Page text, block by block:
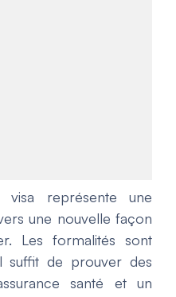
représente une
une nouvelle façon
Les formalités sont
suffit de prouver des
santé et un